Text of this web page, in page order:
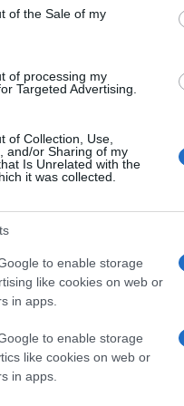
of the Sale of my
of processing my
Targeted Advertising.
of Collection, Use,
and/or Sharing of my
Is Unrelated with the
it was collected.
to enable storage
like cookies on web or
in apps.
to enable storage
like cookies on web or
in apps.